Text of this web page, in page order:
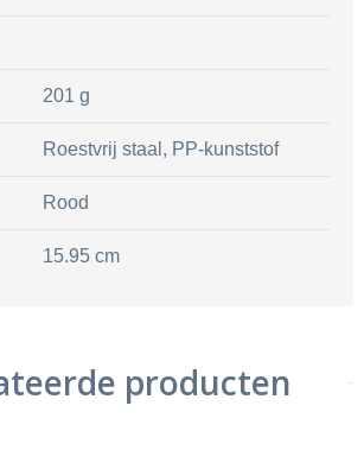
201 g
Roestvrij staal, PP-kunststof
Rood
15.95 cm
producten